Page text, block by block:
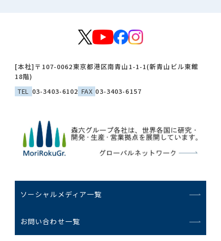
[本社] 〒107-0062東京都港区南青山1-1-1(新青山ビル東館
18階)
TEL
03-3403-6102 FAX 03-3403-6157
ソーシャルメディア一覧
お問い合わせ一覧